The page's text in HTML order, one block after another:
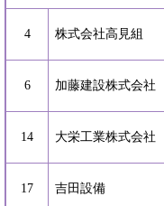
4 株式会社高見組
6 加藤建設株式会社
14 大栄工業株式会社
17 吉田設備